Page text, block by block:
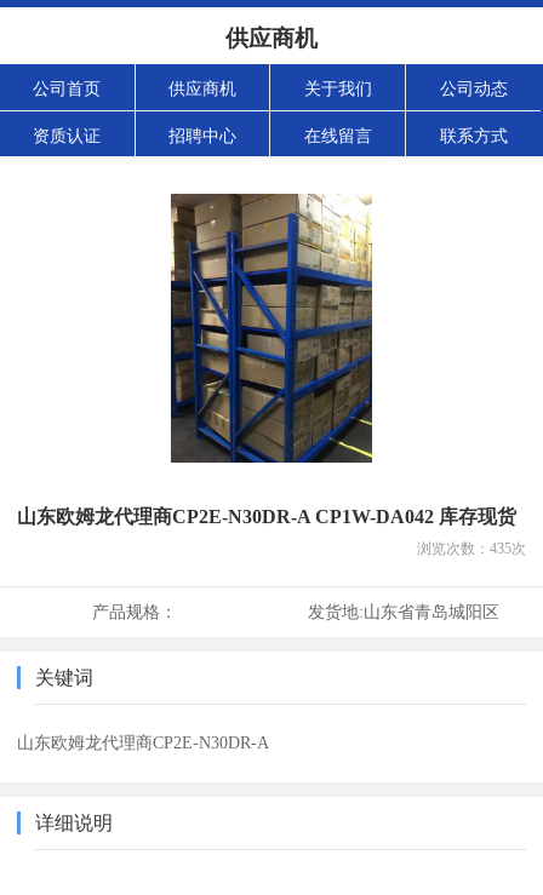
供应商机
公司首页 供应商机 关于我们 公司动态
资质认证 招聘中心 在线留言 联系方式
山东欧姆龙代理商CP2E-N30DR-A CP1W-DA042 库存现货
浏览次数： 435次
产品规格： 发货地:山东省青岛城阳区
关键词
山东欧姆龙代理商CP2E-N30DR-A
详细说明